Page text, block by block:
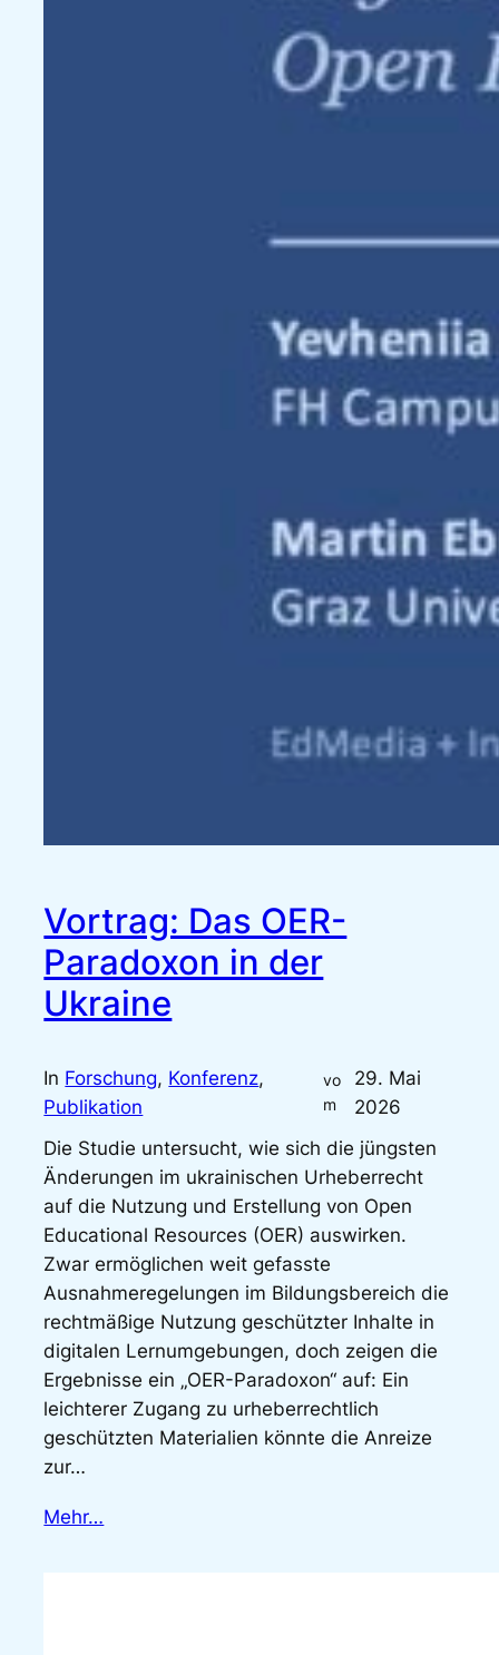
Vortrag: Das OER-
Paradoxon in der
Ukraine
In Forschung, Konferenz
Publikation
vo
m
29. Mai
2026
Die Studie untersucht, wie sich die jüngsten
Änderungen im ukrainischen Urheberrecht
auf die Nutzung und Erstellung von Open
Educational Resources (OER) auswirken.
Zwar ermöglichen weit gefasste
Ausnahmeregelungen im Bildungsbereich die
rechtmäßige Nutzung geschützter Inhalte in
digitalen Lernumgebungen, doch zeigen die
Ergebnisse ein „OER-Paradoxon“ auf: Ein
leichterer Zugang zu urheberrechtlich
geschützten Materialien könnte die Anreize
zur…
Mehr…